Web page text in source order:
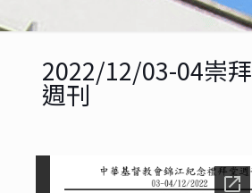
2022/12/03-04崇拜
週刊